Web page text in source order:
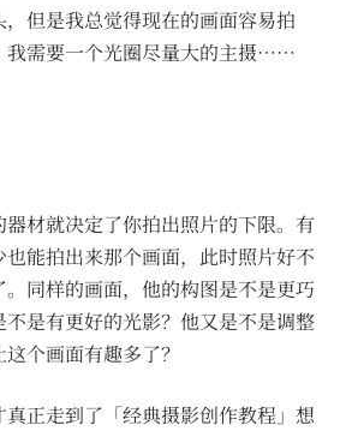
但是我总觉得现在的画面容易拍
我需要一个光圈尽量大的主摄……
材就决定了你拍出照片的下限。有
能拍出来那个画面，此时照片好不
同样的画面，他的构图是不是更巧
是有更好的光影？他又是不是调整
个画面有趣多了？
正走到了「经典摄影创作教程」想